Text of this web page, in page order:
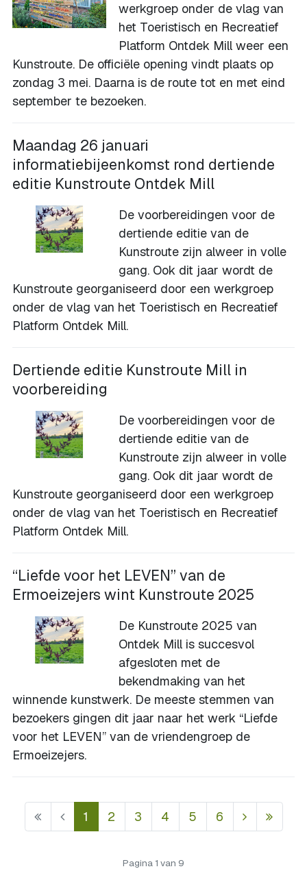
werkgroep onder de vlag van
het Toeristisch en Recreatief
Platform Ontdek Mill weer een
Kunstroute. De officiële opening vindt plaats op
zondag 3 mei. Daarna is de route tot en met eind
september te bezoeken.
Maandag 26 januari
informatiebijeenkomst rond dertiende
editie Kunstroute Ontdek Mill
De voorbereidingen voor de
dertiende editie van de
Kunstroute zijn alweer in volle
gang. Ook dit jaar wordt de
Kunstroute georganiseerd door een werkgroep
onder de vlag van het Toeristisch en Recreatief
Platform Ontdek Mill.
Dertiende editie Kunstroute Mill in
voorbereiding
De voorbereidingen voor de
dertiende editie van de
Kunstroute zijn alweer in volle
gang. Ook dit jaar wordt de
Kunstroute georganiseerd door een werkgroep
onder de vlag van het Toeristisch en Recreatief
Platform Ontdek Mill.
“Liefde voor het LEVEN” van de
Ermoeizejers wint Kunstroute 2025
De Kunstroute 2025 van
Ontdek Mill is succesvol
afgesloten met de
bekendmaking van het
winnende kunstwerk. De meeste stemmen van
bezoekers gingen dit jaar naar het werk “Liefde
voor het LEVEN” van de vriendengroep de
Ermoeizejers.
1 2 3 4 5 6
Pagina 1 van 9